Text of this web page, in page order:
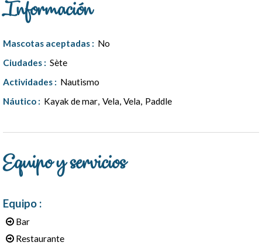
Información
Mascotas aceptadas : No
Ciudades : Sète
Actividades : Nautismo
Náutico : Kayak de mar Vela Vela Paddle
Equipo y servicios
Equipo :
Bar
Restaurante